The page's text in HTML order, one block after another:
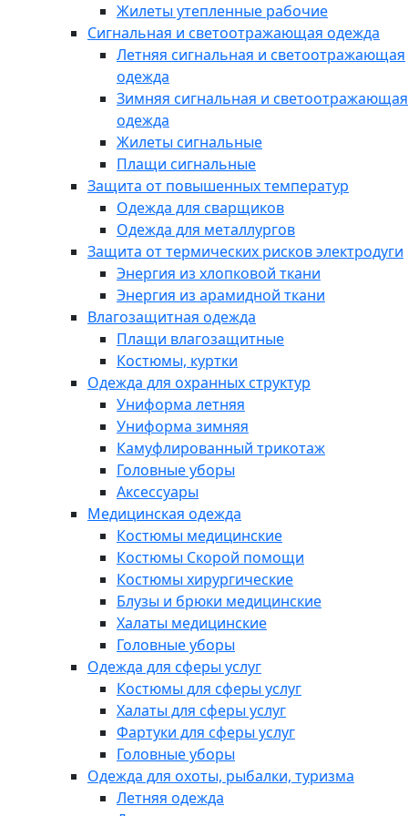
Жилеты утепленные рабочие
Сигнальная и светоотражающая одежда
Летняя сигнальная и светоотражающая
одежда
Зимняя сигнальная и светоотражающая
одежда
Жилеты сигнальные
Плащи сигнальные
Защита от повышенных температур
Одежда для сварщиков
Одежда для металлургов
Защита от термических рисков электродуги
Энергия из хлопковой ткани
Энергия из арамидной ткани
Влагозащитная одежда
Плащи влагозащитные
Костюмы, куртки
Одежда для охранных структур
Униформа летняя
Униформа зимняя
Камуфлированный трикотаж
Головные уборы
Аксессуары
Медицинская одежда
Костюмы медицинские
Костюмы Скорой помощи
Костюмы хирургические
Блузы и брюки медицинские
Халаты медицинские
Головные уборы
Одежда для сферы услуг
Костюмы для сферы услуг
Халаты для сферы услуг
Фартуки для сферы услуг
Головные уборы
Одежда для охоты, рыбалки, туризма
Летняя одежда